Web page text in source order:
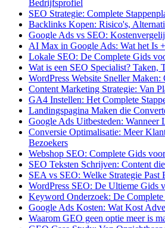
Bedrijfsprofiel
SEO Strategie: Complete
Backlinks Kopen: Risico's,
Google Ads vs SEO:
AI Max in Google Ads: Wat het Is
Lokale SEO: De Complete Gids
Wat is een SEO Specialist? Taken,
WordPress Website Sneller Maken:
Content Marketing Strategie: Van
GA4 Instellen: Het Complete
Landingspagina Maken die
Google Ads Uitbesteden: Wanneer
Conversie Optimalisatie: Meer
Bezoekers
Webshop SEO: Complete Gids
SEO Teksten Schrijven: Content
SEA vs SEO: Welke Strategie
WordPress SEO: De Ultieme Gids
Keyword Onderzoek: De
Google Ads Kosten: Wat Kost
Waarom GEO geen optie meer is